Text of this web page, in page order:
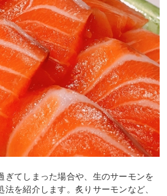
ぎてしまった場合や、生のサーモンを
を紹介します。炙りサーモンなど、